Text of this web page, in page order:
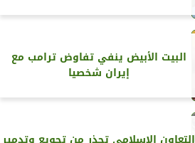
البيت الأبيض ينفي تفاوض ترامب مع
إيران شخصيا